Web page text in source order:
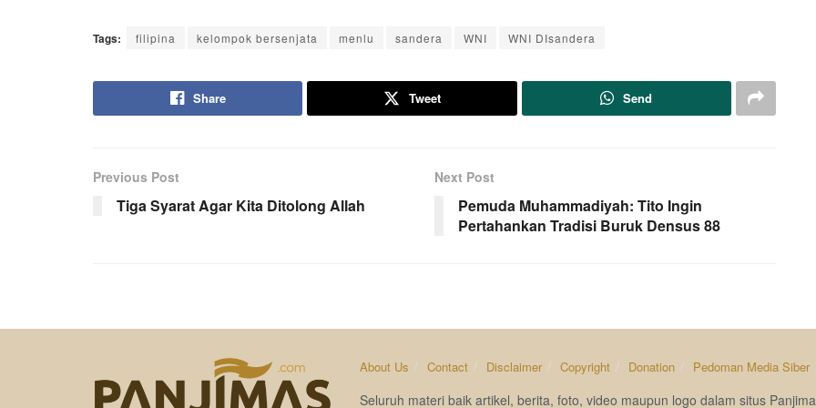
Tags: filipina kelompok bersenjata menlu sandera WNI WNI DIsandera
Share Tweet Send
Previous Post
Tiga Syarat Agar Kita Ditolong Allah
Next Post
Pemuda Muhammadiyah: Tito Ingin
Pertahankan Tradisi Buruk Densus 88
About Us Contact Disclaimer Copyright Donation Pedoman Media Siber
Seluruh materi baik artikel, berita, foto, video maupun logo dalam situs